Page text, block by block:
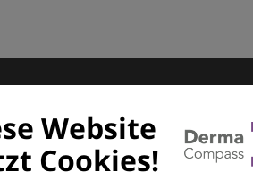
Website
Cookies!
Exzellenz in der